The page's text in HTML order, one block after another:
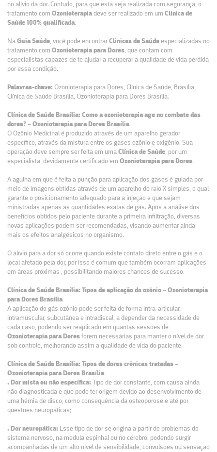
no alívio da dor. Contudo, para que esta seja realizada com segurança, o
tratamento com Ozonioterapiadeve ser realizado em um Clínica de
Saúde 100% qualificada.
Na Guia Saúde, você pode encontrar Clinicas de Saúde especializadas no
tratamento com Ozonioterapia para Dores, que contam com
especialistas capazes de te ajudar a recuperar a qualidade de vida perdida
por essa condição.
Palavras-chave: Ozonioterapia para Dores, Clínica de Saúde, Brasília,
Clínica de Saúde Brasília, Ozonioterapia para Dores Brasília.
Clínica de Saúde Brasília: Como a ozonioterapia age no combate das
dores? – Ozonioterapia para Dores Brasília
O Ozônio Medicinal é produzido através de um aparelho gerador
específico, através da mistura entre os gases ozônio e oxigênio. Sua
operação deve sempre ser feita em uma Clínica de Saúde, por um
especialista devidamente certificado em Ozonioterapia para Dores.
A agulha em que é feita a punção para aplicação dos gases é guiada por
meio de imagens obtidas através de um aparelho de raio X simples, o qual
garante o posicionamento adequado para a injeção e que sejam
ministradas apenas as quantidades exatas de gás. Após a análise dos
benefícios obtidos pelo paciente durante a primeira infiltração, diversas
novas aplicações podem ser recomendadas, visando aumentar ainda
mais os efeitos analgésicos no organismo.
O alívio para a dor só ocorre quando existe contato direto entre o gás e o
local afetado pela dor, por isso é comum que também ocorram aplicações
em áreas próximas , possibilitando maiores chances de sucesso.
Clínica de Saúde Brasília: Tipos de aplicação do ozônio – Ozonioterapia
para Dores Brasília
A aplicação do gás ozônio pode ser feita de forma intra-articular,
intramuscular, subcutânea e intradiscal, a depender da necessidade de
cada caso, podendo ser reaplicado em quantas sessões de
Ozonioterapia para Dores forem necessárias para manter o nível de dor
sob controle, melhorando assim a qualidade de vida do paciente.
Clínica de Saúde Brasília: Tipos de dores crônicas tratadas –
Ozonioterapia para Dores Brasília
. Dor mista ou não específica: Tipo de dor constante, com causa ainda
não diagnosticada e que pode ter origem devido ao desenvolvimento de
uma hérnia de disco, como consequência da osteoporose e até por
questões neuropáticas;
. Dor neuropática: Esse tipo de dor se origina a partir de problemas do
sistema nervoso, na medula espinhal ou no cérebro, podendo surgir
acompanhadas de um alto nível de sensibilidade, convulsões ou sensação